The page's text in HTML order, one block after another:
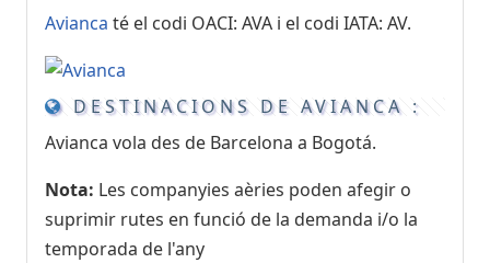
Avianca té el codi OACI: AVA i el codi IATA: AV.
DESTINACIONS DE AVIANCA :
Avianca vola des de Barcelona a Bogotá.
Nota: Les companyies aèries poden afegir o
suprimir rutes en funció de la demanda i/o la
temporada de l'any